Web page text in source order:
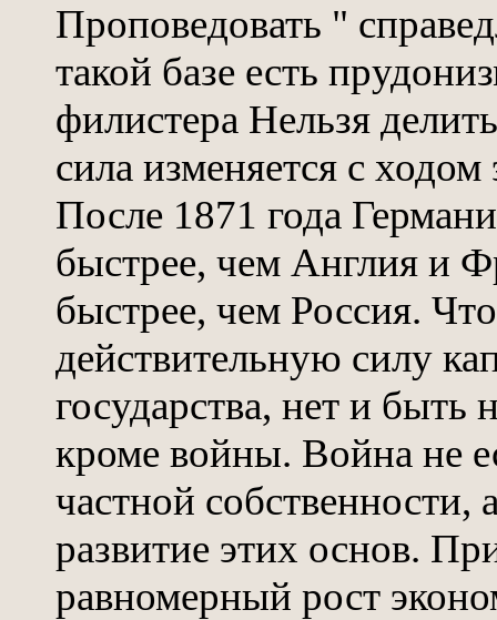
Проповедовать "
такой базе есть
филистера Нельзя
сила изменяется с
После 1871 года
быстрее, чем Англия и
быстрее, чем Россия.
действительную силу
государства, нет и быть
кроме войны. Война не
частной
развитие этих основ.
равномерный рост